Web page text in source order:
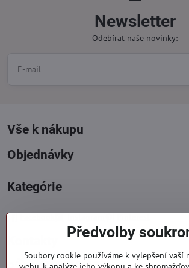
Newsletter
Odebírat naše novinky:
Vše k nákupu
Objednávky
Kategórie
+421 919 060 751
Předvolby
Soubory cookie používáme k vylepšení vaší